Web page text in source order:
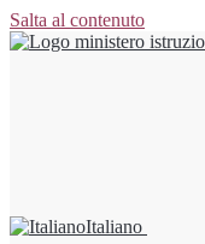
Salta al contenuto
Italiano